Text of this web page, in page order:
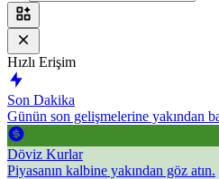
Hızlı Erişim
Son Dakika
Günün son gelişmelerine yakından
Döviz Kurlar
Piyasanın kalbine yakından göz atın.